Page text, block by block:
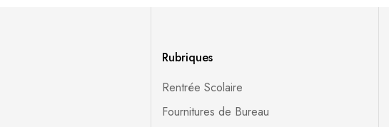
Rubriques
Rentrée Scolaire
Fournitures de Bureau